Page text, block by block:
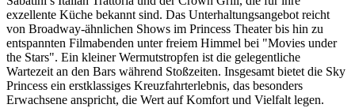
exzellente Küche bekannt sind. Das Unterhaltungsangebot reicht
von Broadway-ähnlichen Shows im Princess Theater bis hin zu
entspannten Filmabenden unter freiem Himmel bei "Movies under
the Stars". Ein kleiner Wermutstropfen ist die gelegentliche
Wartezeit an den Bars während Stoßzeiten. Insgesamt bietet die Sky
Princess ein erstklassiges Kreuzfahrterlebnis, das besonders
Erwachsene anspricht, die Wert auf Komfort und Vielfalt legen.